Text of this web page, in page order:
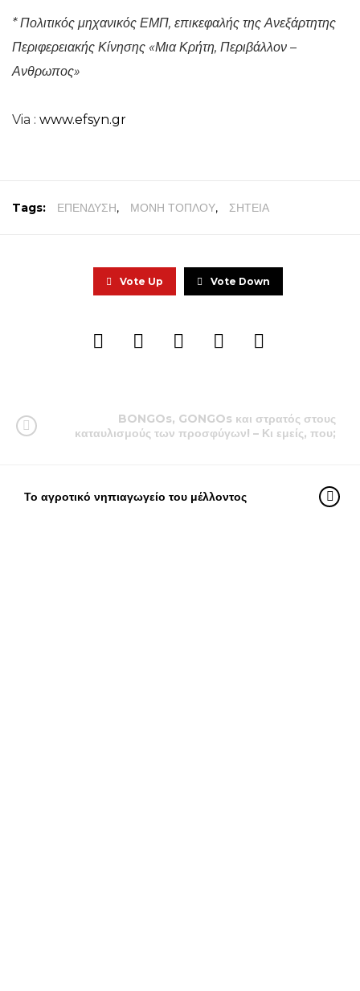
* Πολιτικός μηχανικός ΕΜΠ, επικεφαλής της Ανεξάρτητης
Περιφερειακής Κίνησης «Μια Κρήτη, Περιβάλλον –
Ανθρωπος»
Via : www.efsyn.gr
Tags: ΕΠΕΝΔΥΣΗ, ΜΟΝΗ ΤΟΠΛΟΥ, ΣΗΤΕΙΑ
Vote Up Vote Down
BONGOs, GONGOs και στρατός στους
καταυλισμούς των προσφύγων! – Κι εμείς, που;
Το αγροτικό νηπιαγωγείο του μέλλοντος